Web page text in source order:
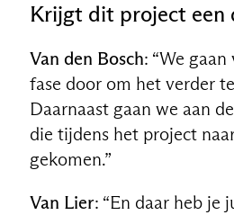
Krijgt dit project een
Van den Bosch: “We
fase door om het verder
Daarnaast gaan we aan
die tijdens het project
gekomen.”
Van Lier: “En daar heb je